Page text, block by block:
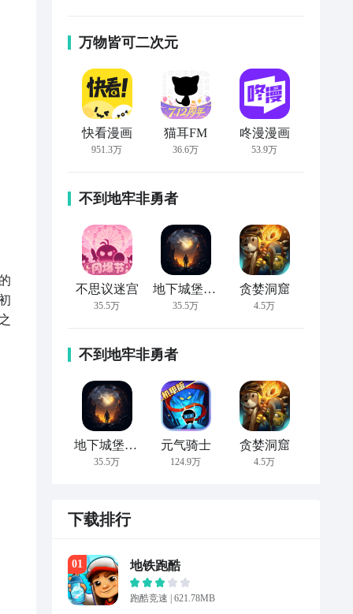
万物皆可二次元
快看漫画
951.3万
猫耳FM
36.6万
咚漫漫画
53.9万
不到地牢非勇者
不思议迷宫
35.5万
地下城堡2:黑暗觉醒
35.5万
贪婪洞窟
4.5万
不到地牢非勇者
地下城堡2:黑暗觉醒
35.5万
元气骑士
124.9万
贪婪洞窟
4.5万
下载排行
01 地铁跑酷
跑酷竞速 | 621.78MB